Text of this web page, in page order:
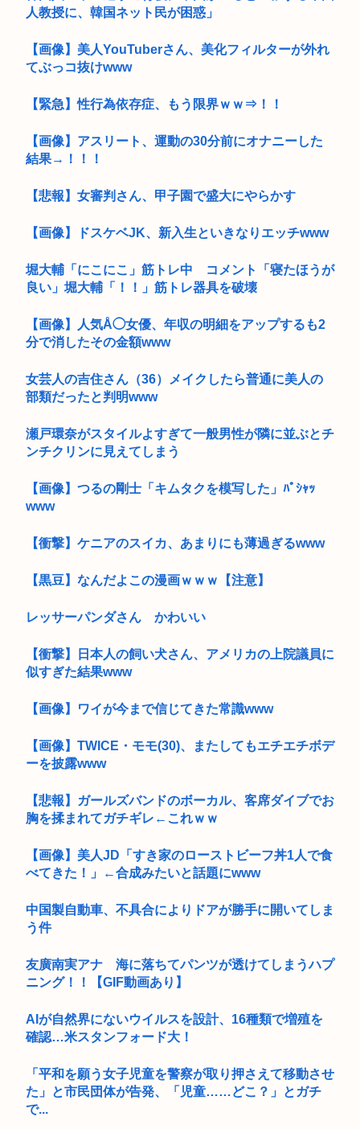
人教授に、韓国ネット民が困惑」
【画像】美人YouTuberさん、美化フィルターが外れ
てぶっコ抜けwww
【緊急】性行為依存症、もう限界ｗｗ⇒！！
【画像】アスリート、運動の30分前にオナニーした
結果→！！！
【悲報】女審判さん、甲子園で盛大にやらかす
【画像】ドスケベJK、新入生といきなりエッチwww
堀大輔「にこにこ」筋トレ中 コメント「寝たほうが
良い」堀大輔「！！」筋トレ器具を破壊
【画像】人気Å◯女優、年収の明細をアップするも2
分で消したその金額www
女芸人の吉住さん（36）メイクしたら普通に美人の
部類だったと判明www
瀬戸環奈がスタイルよすぎて一般男性が隣に並ぶとチ
ンチクリンに見えてしまう
【画像】つるの剛士「キムタクを模写した」ﾊﾟｼｬｯ
www
【衝撃】ケニアのスイカ、あまりにも薄過ぎるwww
【黒豆】なんだよこの漫画ｗｗｗ【注意】
レッサーパンダさん かわいい
【衝撃】日本人の飼い犬さん、アメリカの上院議員に
似すぎた結果www
【画像】ワイが今まで信じてきた常識www
【画像】TWICE・モモ(30)、またしてもエチエチボデ
ーを披露www
【悲報】ガールズバンドのボーカル、客席ダイブでお
胸を揉まれてガチギレ←これｗｗ
【画像】美人JD「すき家のローストビーフ丼1人で食
べてきた！」←合成みたいと話題にwww
中国製自動車、不具合によりドアが勝手に開いてしま
う件
友廣南実アナ 海に落ちてパンツが透けてしまうハプ
ニング！！【GIF動画あり】
AIが自然界にないウイルスを設計、16種類で増殖を
確認…米スタンフォード大！
「平和を願う女子児童を警察が取り押さえて移動させ
た」と市民団体が告発、「児童……どこ？」とガチ
で...